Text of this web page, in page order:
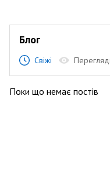
Блог
Свіжі
Поки що немає постів